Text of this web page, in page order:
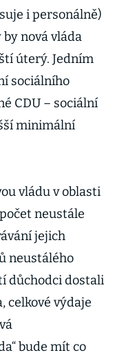
i personálně)
nová vláda
úterý. Jedním
sociálního
CDU – sociální
minimální
vládu v oblasti
neustále
jejich
neustálého
důchodci dostali
celkové výdaje
bude mít co